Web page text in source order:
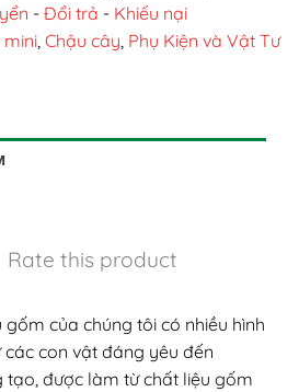
- Đổi trả - Khiếu nại
, Chậu cây, Phụ Kiện và Vật Tư
Rate this product
của chúng tôi có nhiều hình
con vật đáng yêu đến
tạo, được làm từ chất liệu gốm